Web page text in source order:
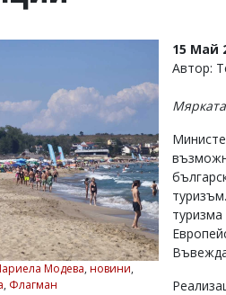
Модева, новини,
, Флагман
15 Май
Автор: